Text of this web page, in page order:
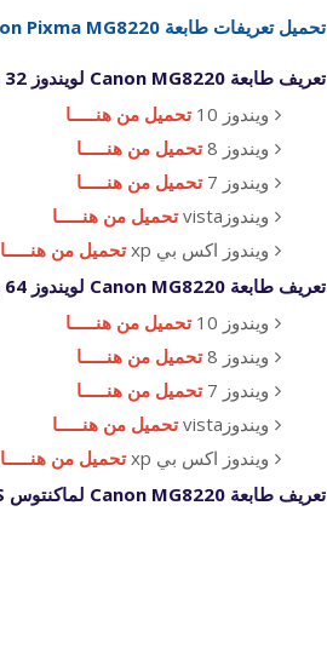
تحميل تعريفات طابعة Canon Pixma MG8220
تعريف طابعة Canon MG8220 لويندوز 32 بت
ويندوز 10
تحميل من هنـــــا
ويندوز 8
تحميل من هنـــــا
ويندوز 7
تحميل من هنـــــا
ويندوزvista
تحميل من هنـــــا
ويندوز اكس بي xp
تحميل من هنـــــا
تعريف طابعة Canon MG8220 لويندوز 64 بت
ويندوز 10
تحميل من هنـــــا
ويندوز 8
تحميل من هنـــــا
ويندوز 7
تحميل من هنـــــا
ويندوزvista
تحميل من هنـــــا
ويندوز اكس بي xp
تحميل من هنـــــا
تعريف طابعة Canon MG8220 لماكنتوس Mac OS